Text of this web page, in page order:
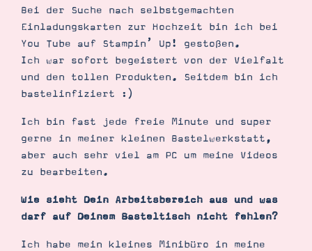
Bei der Suche nach selbstgemachten
Einladungskarten zur Hochzeit bin ich bei
You Tube auf Stampin’ Up! gestoßen.
Ich war sofort begeistert von der Vielfalt
und den tollen Produkten. Seitdem bin ich
bastelinfiziert :)
Ich bin fast jede freie Minute und super
gerne in meiner kleinen Bastelwerkstatt,
aber auch sehr viel am PC um meine Videos
zu bearbeiten.
Wie sieht Dein Arbeitsbereich aus und was
darf auf Deinem Basteltisch nicht fehlen?
Ich habe mein kleines Minibüro in meine